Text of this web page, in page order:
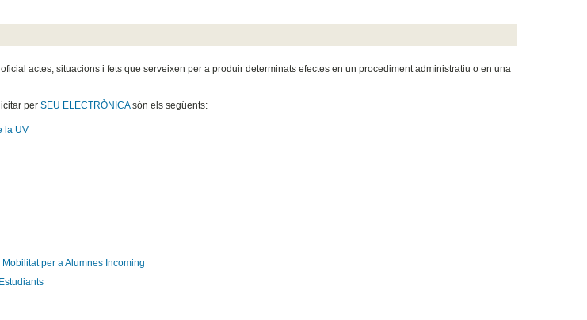
actes, situacions i fets que serveixen per a produir determinats efectes en un procediment administratiu o en una
per SEU ELECTRÒNICAsón els següents:
la UV
per a Alumnes Incoming